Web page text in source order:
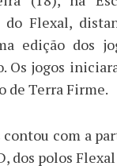
do Flexal,
edição dos
Os jogos
de Terra Firme.
com a
dos polos